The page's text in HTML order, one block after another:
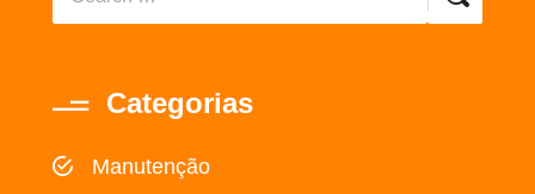
Categorias
Manutenção